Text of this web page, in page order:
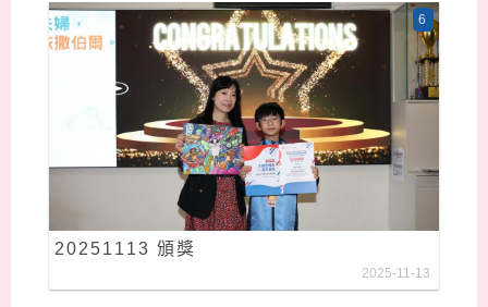
20251113 頒獎
6
2025-11-13